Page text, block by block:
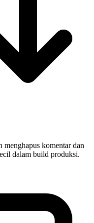
komentar dan
dalam build produksi.